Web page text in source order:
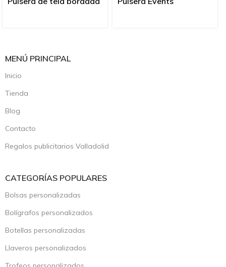
MENÚ PRINCIPAL
Inicio
Tienda
Blog
Contacto
Regalos publicitarios Valladolid
CATEGORÍAS POPULARES
Bolsas personalizadas
Bolígrafos personalizados
Botellas personalizadas
Llaveros personalizados